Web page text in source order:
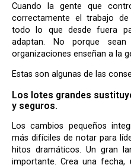
Cuando la gente que controla el entorno no puede ver
correctamente el trabajo
todo lo que desde fuera
adaptan. No porque
organizaciones enseñan a la
Estas son algunas de las
Los lotes grandes
y seguros.
Los cambios pequeños integrados de forma continua son
más difíciles de notar para
hitos dramáticos. Un gran
importante. Crea una fecha,